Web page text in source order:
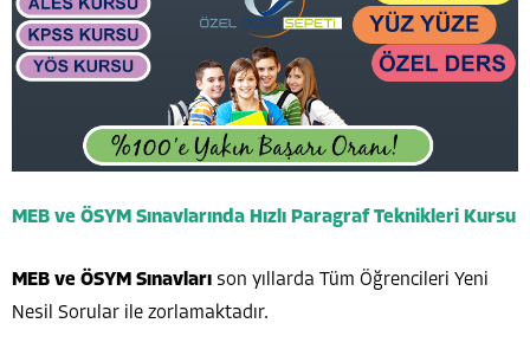
MEB ve ÖSYM Sınavlarında Hızlı Paragraf Teknikleri Kursu
MEB ve ÖSYM Sınavları son yıllarda Tüm Öğrencileri Yeni
Nesil Sorular ile zorlamaktadır.